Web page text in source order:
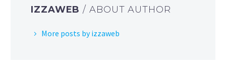
IZZAWEB/ ABOUT AUTHOR
More posts by izzaweb